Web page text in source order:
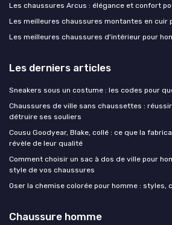
Les chaussures Arcus : élégance et confort
Les meilleures chaussures montantes en cuir
Les meilleures chaussures d'intérieur pour
Les derniers articles
Sneakers sous un costume : les codes pour
Chaussures de ville sans chaussettes :
détruire ses souliers
Cousu Goodyear, Blake, collé : ce que la
révèle de leur qualité
Comment choisir un sac à dos de ville pour
style de vos chaussures
Oser la chemise colorée pour homme : styles,
Chaussure homme